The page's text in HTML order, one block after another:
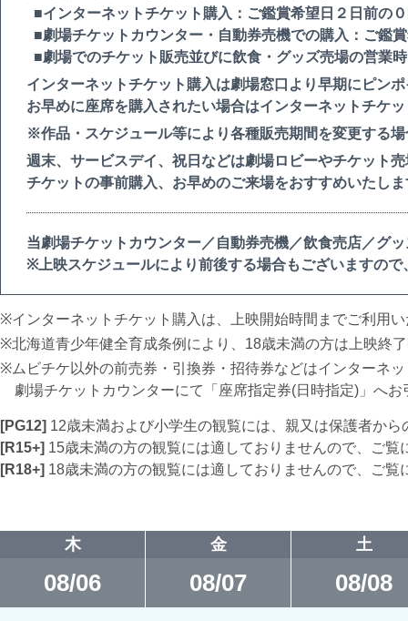
■インターネットチケット購入：ご鑑賞希望日２日前の
■劇場チケットカウンター・自動券売機での購入：ご鑑
■劇場でのチケット販売並びに飲食・グッズ売場の営業
インターネットチケット購入は劇場窓口より早期にピン
お早めに座席を購入されたい場合はインターネットチケ
※作品・スケジュール等により各種販売期間を変更する
週末、サービスデイ、祝日などは劇場ロビーやチケット
チケットの事前購入、お早めのご来場をおすすめいたし
当劇場チケットカウンター／自動券売機／飲食売店／グ
※上映スケジュールにより前後する場合もございますので
インターネットチケット購入は、上映開始時間までご利用
北海道青少年健全育成条例により、18歳未満の方は上映終
ムビチケ以外の前売券・引換券・招待券などはインターネ
劇場チケットカウンターにて「座席指定券(日時指定)」へ
[PG12] 12歳未満および小学生の観覧には、親又は保護者か
[R15+] 15歳未満の方の観覧には適しておりませんので、ご覧
[R18+] 18歳未満の方の観覧には適しておりませんので、ご覧
木
08/06
金
08/07
土
08/08